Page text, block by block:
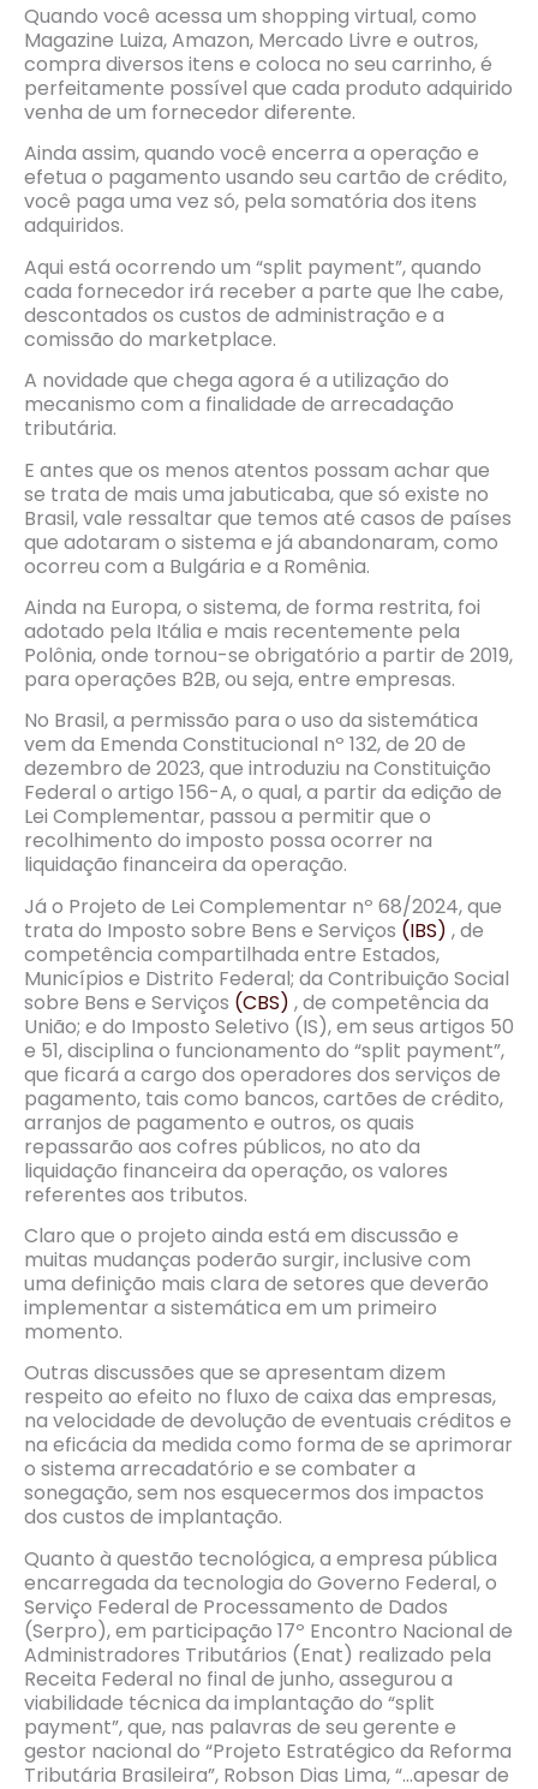
Quando você acessa um shopping virtual, como
Magazine Luiza, Amazon, Mercado Livre e outros,
compra diversos itens e coloca no seu carrinho, é
perfeitamente possível que cada produto adquirido
venha de um fornecedor diferente.
Ainda assim, quando você encerra a operação e
efetua o pagamento usando seu cartão de crédito,
você paga uma vez só, pela somatória dos itens
adquiridos.
Aqui está ocorrendo um “split payment”, quando
cada fornecedor irá receber a parte que lhe cabe,
descontados os custos de administração e a
comissão do marketplace.
A novidade que chega agora é a utilização do
mecanismo com a finalidade de arrecadação
tributária.
E antes que os menos atentos possam achar que
se trata de mais uma jabuticaba, que só existe no
Brasil, vale ressaltar que temos até casos de países
que adotaram o sistema e já abandonaram, como
ocorreu com a Bulgária e a Romênia.
Ainda na Europa, o sistema, de forma restrita, foi
adotado pela Itália e mais recentemente pela
Polônia, onde tornou-se obrigatório a partir de 2019,
para operações B2B, ou seja, entre empresas.
No Brasil, a permissão para o uso da sistemática
vem da Emenda Constitucional nº 132, de 20 de
dezembro de 2023, que introduziu na Constituição
Federal o artigo 156-A, o qual, a partir da edição de
Lei Complementar, passou a permitir que o
recolhimento do imposto possa ocorrer na
liquidação financeira da operação.
Já o Projeto de Lei Complementar nº 68/2024, que
trata do Imposto sobre Bens e Serviços (IBS) , de
competência compartilhada entre Estados,
Municípios e Distrito Federal; da Contribuição Social
sobre Bens e Serviços (CBS) , de competência da
União; e do Imposto Seletivo (IS), em seus artigos 50
e 51, disciplina o funcionamento do “split payment”,
que ficará a cargo dos operadores dos serviços de
pagamento, tais como bancos, cartões de crédito,
arranjos de pagamento e outros, os quais
repassarão aos cofres públicos, no ato da
liquidação financeira da operação, os valores
referentes aos tributos.
Claro que o projeto ainda está em discussão e
muitas mudanças poderão surgir, inclusive com
uma definição mais clara de setores que deverão
implementar a sistemática em um primeiro
momento.
Outras discussões que se apresentam dizem
respeito ao efeito no fluxo de caixa das empresas,
na velocidade de devolução de eventuais créditos e
na eficácia da medida como forma de se aprimorar
o sistema arrecadatório e se combater a
sonegação, sem nos esquecermos dos impactos
dos custos de implantação.
Quanto à questão tecnológica, a empresa pública
encarregada da tecnologia do Governo Federal, o
Serviço Federal de Processamento de Dados
(Serpro), em participação 17º Encontro Nacional de
Administradores Tributários (Enat) realizado pela
Receita Federal no final de junho, assegurou a
viabilidade técnica da implantação do “split
payment”, que, nas palavras de seu gerente e
gestor nacional do “Projeto Estratégico da Reforma
Tributária Brasileira”, Robson Dias Lima, “…apesar de